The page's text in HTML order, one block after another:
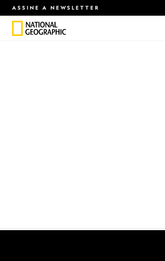
ASSINE A NEWSLETTER